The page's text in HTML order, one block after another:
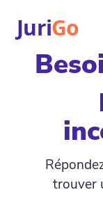
JuriGo
Consultation
Articles
trouver